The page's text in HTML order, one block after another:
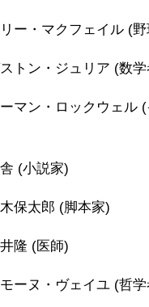
・マクフェイル (野
ン・ジュリア (数学
ン・ロックウェル (
(小説家)
保太郎 (脚本家)
隆 (医師)
ヌ・ヴェイユ (哲学